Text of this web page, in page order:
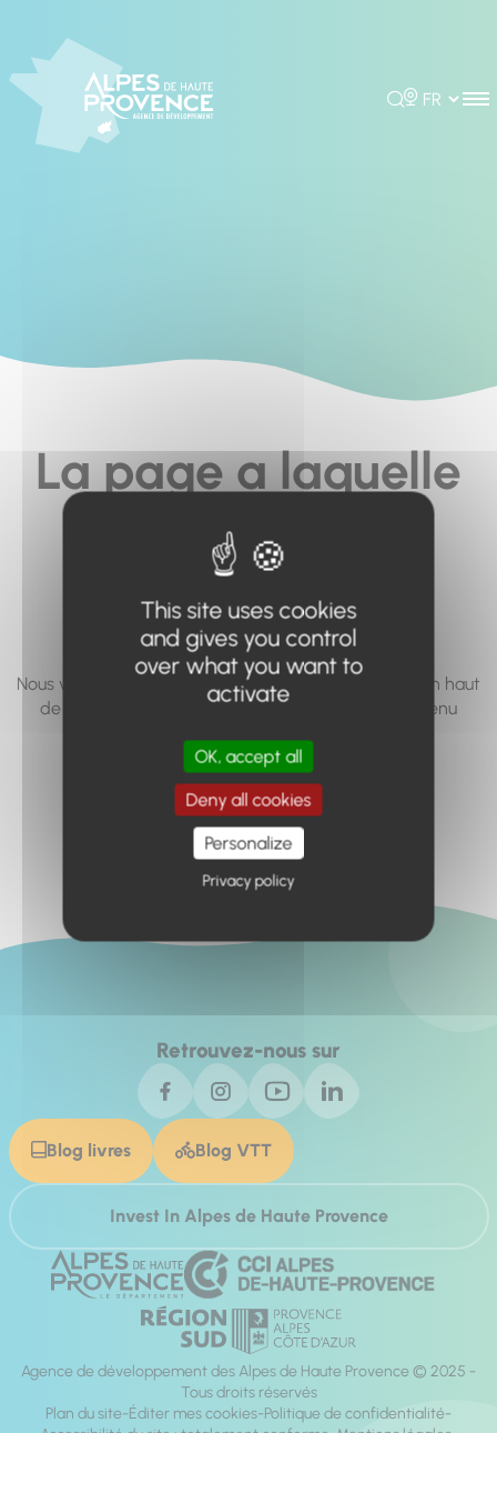
Rechercher
Choisir la
La page a laquelle
vous cherchez à
accéder n'existe
pas... ou plus.
Nous vous invitons à utiliser le moteur de recherche en haut
de page, ou à utiliser le menu pour trouver le contenu
Retour à l'accueil
Retrouvez-nous sur
Blog livres Blog VTT
Invest In Alpes de Haute Provence
Agence de développement des Alpes de Haute Provence © 2025 -
Tous droits réservés
Plan du site Éditer mes cookies Politique de confidentialité
Accessibilité du site : totalement conforme Mentions légales
This site uses cookies
and gives you control
over what you want to
activate
OK, accept all
Deny all cookies
Personalize
Privacy policy